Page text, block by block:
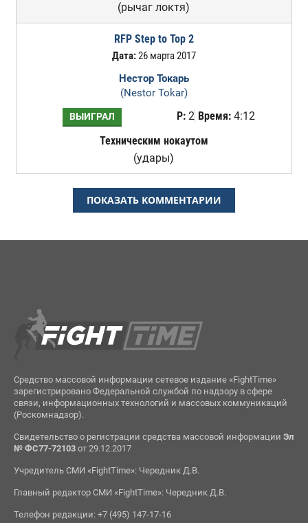
(рычаг локтя)
RFP Step to Top 2
Дата:26 марта 2017
Нестор Токарь
(Nestor Tokar)
ВЫИГРАЛ Р:2 Время:4:12
Техническим нокаутом
(удары)
ПОКАЗАТЬ КОММЕНТАРИИ
Средство массовой информации сетевое издание «FightTime»
зарегистрировано Федеральной службой по надзору в сфере
связи, информационных технологий и массовых коммуникаций
(Роскомнадзор).
Свидетельство о регистрации средства массовой информации Эл
№ ФС77-72103от 29.12.2017
Учредитель СМИ «FightTime»: Чередник Д.В.
Главный редактор СМИ «FightTime»: Чередник Д.В.
Телефон редакции: +7 (495) 147-17-16